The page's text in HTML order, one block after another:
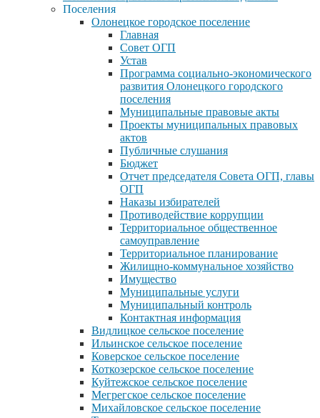
Поселения
Олонецкое городское поселение
Главная
Совет ОГП
Устав
Программа социально-экономического
развития Олонецкого городского
поселения
Муниципальные правовые акты
Проекты муниципальных правовых
актов
Публичные слушания
Бюджет
Отчет председателя Совета ОГП, главы
ОГП
Наказы избирателей
Противодействие коррупции
Территориальное общественное
самоуправление
Территориальное планирование
Жилищно-коммунальное хозяйство
Имущество
Муниципальные услуги
Муниципальный контроль
Контактная информация
Видлицкое сельское поселение
Ильинское сельское поселение
Коверское сельское поселение
Коткозерское сельское поселение
Куйтежское сельское поселение
Мегрегское сельское поселение
Михайловское сельское поселение